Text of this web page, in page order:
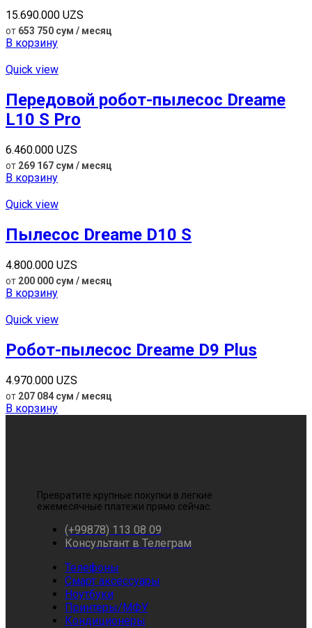
15.690.000 UZS
от 653 750 сум / месяц
В корзину
Quick view
Передовой робот-пылесос Dreame
L10 S Pro
6.460.000 UZS
от 269 167 сум / месяц
В корзину
Quick view
Пылесос Dreame D10 S
4.800.000 UZS
от 200 000 сум / месяц
В корзину
Quick view
Робот-пылесос Dreame D9 Plus
4.970.000 UZS
от 207 084 сум / месяц
В корзину
Превратите крупные покупки в легкие
ежемесячные платежи прямо сейчас.
(+99878) 113 08 09
Консультант в Телеграм
Телефоны
Смарт аксессуары
Ноутбуки
Принтеры/МФУ
Кондиционеры